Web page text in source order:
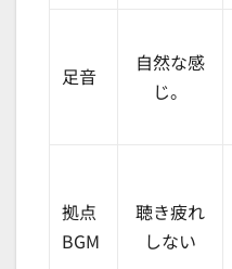
足音
自然な感
じ。
拠点
BGM
聴き疲れ
しない